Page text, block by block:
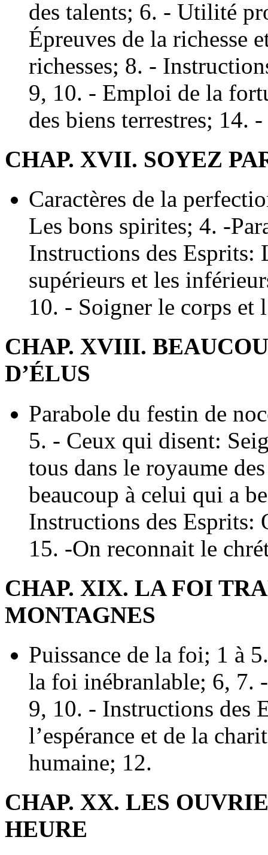
des talents; 6. - Utilité
Épreuves de la richesse
richesses; 8. -
9, 10. - Emploi de la
des biens terrestres; 14.
CHAP. XVII. SOYEZ
Caractères de la
Les bons spirites; 4. -
Instructions des
supérieurs et les
10. - Soigner le corps et
CHAP. XVIII.
D’ÉLUS
Parabole du festin de
5. - Ceux qui disent:
tous dans le royaume
beaucoup à celui qui a
Instructions des Esprits:
15. -On reconnait le
CHAP. XIX. LA FOI
MONTAGNES
Puissance de la foi; 1 à
la foi inébranlable; 6, 7.
9, 10. - Instructions des
l’espérance et de la
humaine; 12.
CHAP. XX. LES
HEURE